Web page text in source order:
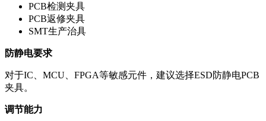
PCB检测夹具
PCB返修夹具
SMT生产治具
防静电要求
对于IC、MCU、FPGA等敏感元件，建议选择ESD防静电PCB
夹具。
调节能力